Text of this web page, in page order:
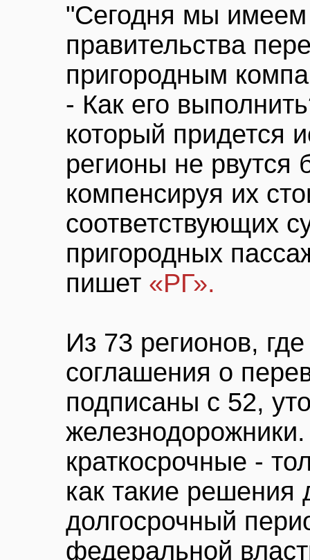
"Сегодня мы имеем
правительства
пригородным
- Как его
который придется
регионы не рвутся
компенсируя их
соответствующих
пригородных
пишет «РГ».
Из 73 регионов,
соглашения о
подписаны с 52,
краткосрочные -
как такие
долгосрочный
федеральной